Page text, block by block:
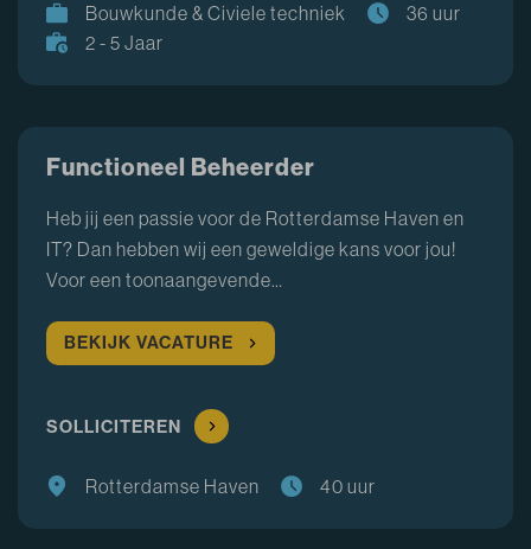
Bouwkunde & Civiele techniek
36 uur
2 - 5 Jaar
Functioneel Beheerder
Heb jij een passie voor de Rotterdamse Haven en
IT? Dan hebben wij een geweldige kans voor jou!
Voor een toonaangevende…
BEKIJK VACATURE
SOLLICITEREN
Rotterdamse Haven 40 uur